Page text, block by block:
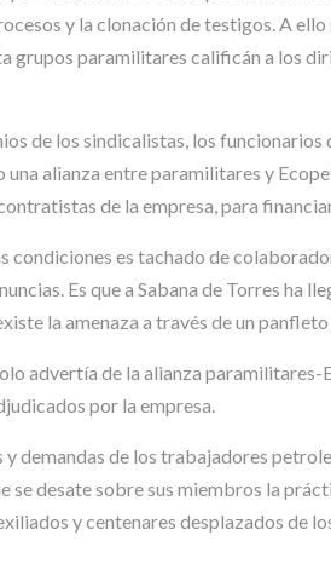
y la clonación de testigos. A
grupos paramilitares calificán a los
de los sindicalistas, los
una alianza entre paramilitares y
de la empresa, para
condiciones es tachado de
Es que a Sabana de Torres ha
la amenaza a través de un
advertía de la alianza
por la empresa.
demandas de los trabajadores
se desate sobre sus miembros la
y centenares desplazados de